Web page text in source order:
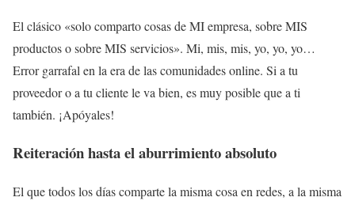
El clásico «solo comparto cosas de MI empresa, sobre MIS
productos o sobre MIS servicios». Mi, mis, mis, yo, yo, yo…
Error garrafal en la era de las comunidades online. Si a tu
proveedor o a tu cliente le va bien, es muy posible que a ti
también. ¡Apóyales!
Reiteración hasta el aburrimiento absoluto
El que todos los días comparte la misma cosa en redes, a la misma